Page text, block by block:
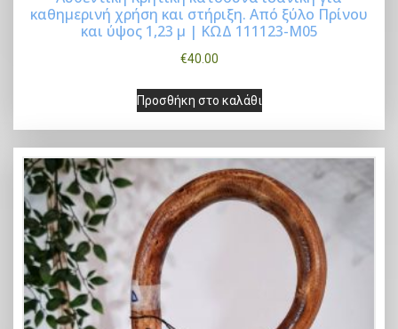
Buy Now
καθημερινή χρήση και στήριξη. Από ξύλο Πρίνου
και ύψος 1,23 μ | ΚΩΔ 111123-Μ05
€40.00
Προσθήκη στο καλάθι